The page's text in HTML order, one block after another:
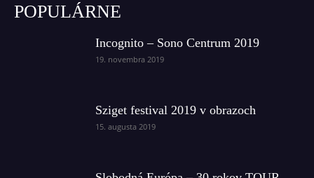
POPULÁRNE
Incognito – Sono Centrum 2019
19. novembra 2019
Sziget festival 2019 v obrazoch
15. augusta 2019